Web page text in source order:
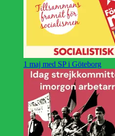
1 maj med SP i Göteborg